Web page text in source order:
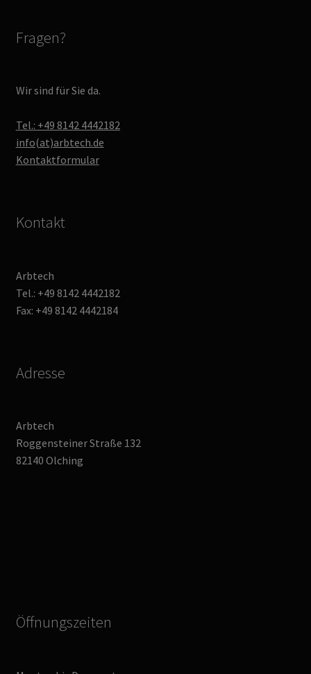
Fragen?
Wir sind für Sie da.
Tel.: +49 8142 4442182
info(at)arbtech.de
Kontaktformular
Kontakt
Arbtech
Tel.: +49 8142 4442182
Fax: +49 8142 4442184
Adresse
Arbtech
Roggensteiner Straße 132
82140 Olching
Öffnungszeiten